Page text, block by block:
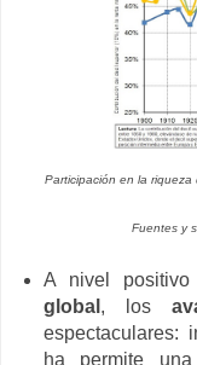
Participación en la
Fuentes y
A nivel
global , los
espectaculares:
ha permite